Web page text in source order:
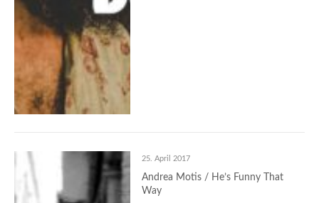
25. April 2017
Andrea Motis / He’s Funny That
Way